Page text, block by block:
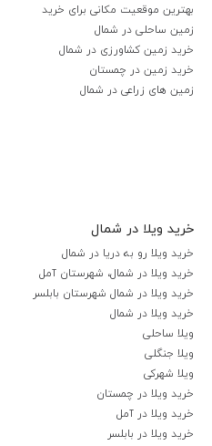
بهترین موقعیت مکانی برای خرید
زمین ساحلی در شمال
خرید زمین کشاورزی در شمال
خرید زمین در چمستان
زمین های زراعی در شمال
خرید ویلا در شمال
خرید ویلا رو به دریا در شمال
خرید ویلا در شمال، شهرستان آمل
خرید ویلا در شمال شهرستان بابلسر
خرید ویلا در شمال
ویلا ساحلی
ویلا جنگلی
ویلا شهرکی
خرید ویلا در چمستان
خرید ویلا در آمل
خرید ویلا در بابلسر